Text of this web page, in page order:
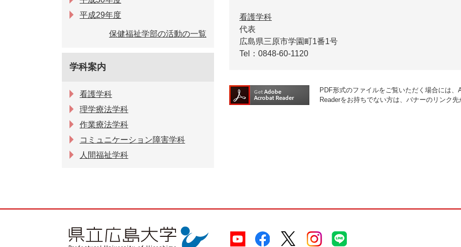
看護学科
代表
広島県三原市学園町1番1号
Tel：0848-60-1120
PDF形式のファイルをご覧いただく場合には、
Readerをお持ちでない方は、バナーのリンク
平成29年度
保健福祉学部の活動の一覧
学科案内
看護学科
理学療法学科
作業療法学科
コミュニケーション障害学科
人間福祉学科